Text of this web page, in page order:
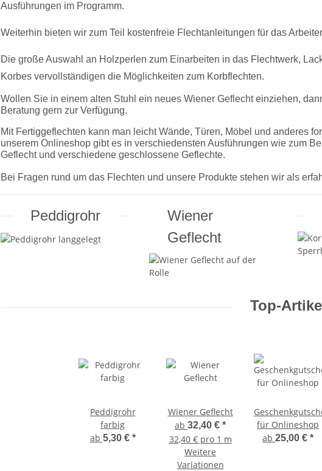
Ausführungen im Programm.
Weiterhin bieten wir zum Teil kostenfreie Flechtanleitungen für das
Die große Auswahl an Holzperlen zum Einarbeiten in das Flechtwerk,
Korbes vervollständigen die Möglichkeiten zum Korbflechten.
Wollen Sie in einem alten Stuhl ein neues Wiener Geflecht einziehen,
Beratung gern zur Verfügung.
Mit Fertiggeflechten kann man leicht Wände, Türen, Möbel und anderes
unserem Onlineshop gibt es in verschiedensten Ausführungen wie zum
Geflecht und verschiedene geschlossene Geflechte.
Bei Fragen rund um das Flechten und unsere Produkte stehen wir als
Peddigrohr
Wiener
Geflecht
Top-
Peddigrohr
farbig
ab 5,30 € *
Wiener Geflecht
ab 32,40 € *
32,40 € pro 1 m
Weitere
Variationen
für Onlineshop
ab 25,00 € *